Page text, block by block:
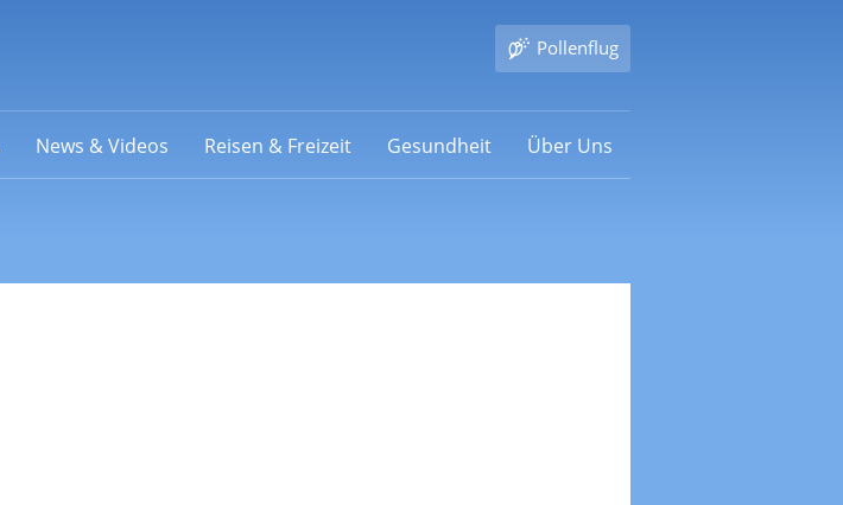
Pollenflug
News & Videos Reisen & Freizeit Gesundheit Über Uns